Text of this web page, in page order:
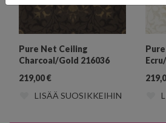
Pure Net Ceiling
Charcoal/Gold 216036
219,00€
LISÄÄ SUOSIKKEIHIN